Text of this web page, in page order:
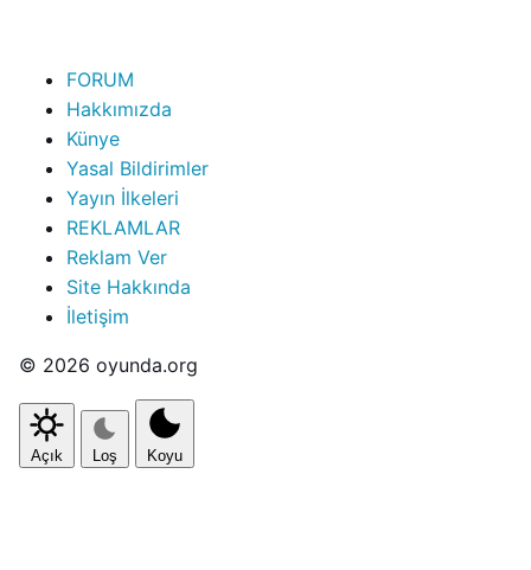
FORUM
Hakkımızda
Künye
Yasal Bildirimler
Yayın İlkeleri
REKLAMLAR
Reklam Ver
Site Hakkında
İletişim
© 2026 oyunda.org
Açık Loş Koyu